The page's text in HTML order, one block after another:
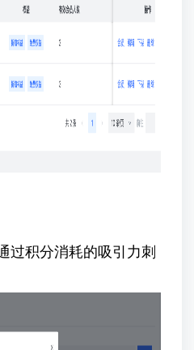
过积分消耗的吸引力刺